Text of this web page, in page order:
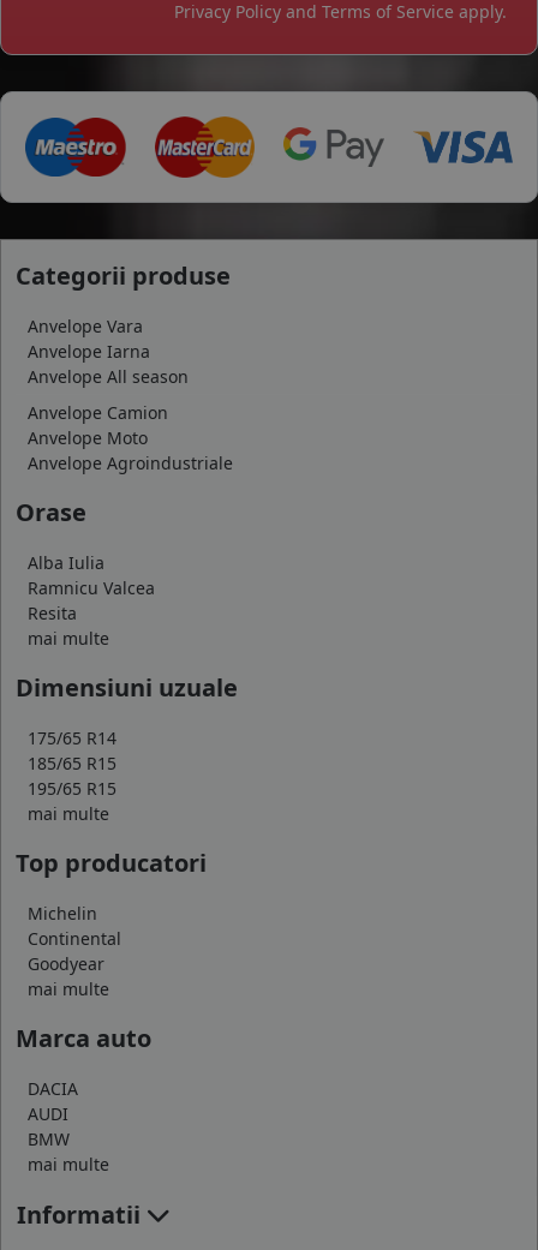
Privacy Policy and Terms of Service apply.
Categorii produse
Anvelope Vara
Anvelope Iarna
Anvelope All season
Anvelope Camion
Anvelope Moto
Anvelope Agroindustriale
Orase
Alba Iulia
Ramnicu Valcea
Resita
mai multe
Dimensiuni uzuale
175/65 R14
185/65 R15
195/65 R15
mai multe
Top producatori
Michelin
Continental
Goodyear
mai multe
Marca auto
DACIA
AUDI
BMW
mai multe
Informatii